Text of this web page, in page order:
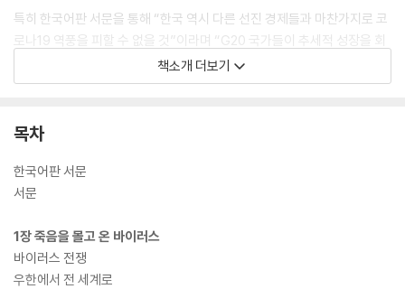
특히 한국어판 서문을 통해 “한국 역시 다른 선진 경제들과 마찬가지로 코
로나19 역풍을 피할 수 없을 것”이라며 “G20 국가들이 추세적 성장을 회
복하지 못할 경우, 전자 제품, 가전제품, 자동차 수요가 점차 감소하면서
한국의 경제 성장세가 둔화될 것”이라고 전망했다.
제임스 리카즈는 암울한 전망에 그치지 않고, 위기의 시대를 헤쳐 나갈 현
역사상 최대 위기, 부의 흐름이 뒤바뀐다
《신 대공황》의 원서인 《The New Great Depression》은 미국 현지에
서 1월 12일 출간되었으며, 출간 즉시 아마존 경제 상황·자산 관리·통화 정
책소개 더보기
목차
한국어판 서문
서문
1장 죽음을 몰고 온 바이러스
바이러스 전쟁
우한에서 전 세계로